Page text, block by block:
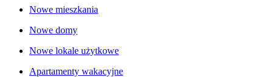
Nowe mieszkania
Nowe domy
Nowe lokale użytkowe
Apartamenty wakacyjne